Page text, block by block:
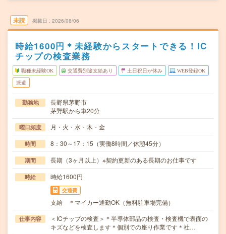
未読 掲載日 2026/08/06
時給1600円＊未経験からスタートできる！IC
チップの検査業務
職種未経験OK 交通費別途支給あり 土日祝日が休み WEB登録OK
派遣
勤務地
長野県茅野市
茅野駅から車20分
曜日頻度 月・火・水・木・金
時間 8：30～17：15（実働8時間／休憩45分）
期間 長期（3ヶ月以上）※契約更新のある長期のお仕事です
時給 時給1600円
交通費
支給 ＊マイカー通勤OK（無料駐車場完備）
仕事内容
＜ICチップの検査＞＊半導体部品の検査・検査機で表面の
キズなどを検査します＊個別での座り作業です＊社…